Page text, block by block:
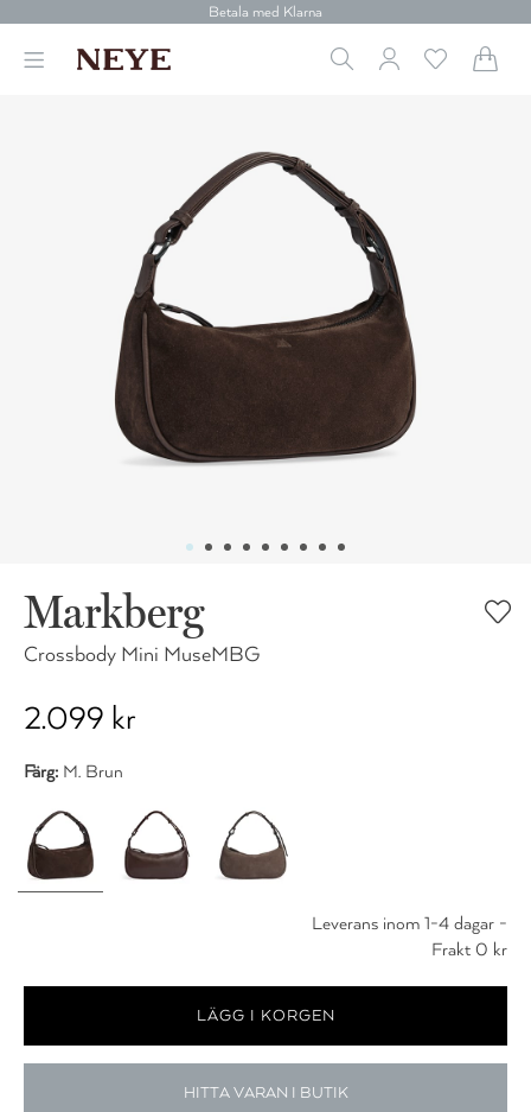
Betala med Klarna
Leverans 1-4 arbetsdagar
Markberg
Crossbody Mini MuseMBG
2.099 kr
Färg: M. Brun
Leverans inom 1-4 dagar -
Frakt 0 kr
HITTA VARAN I BUTIK